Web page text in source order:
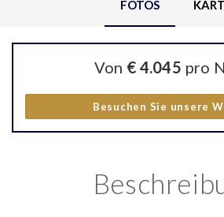
FOTOS
Von € 4.045 pro
Besuchen Sie unsere